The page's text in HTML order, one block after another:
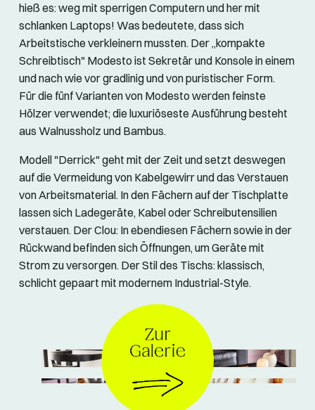
hieß es: weg mit sperrigen Computern und her mit
schlanken Laptops! Was bedeutete, dass sich
Arbeitstische verkleinern mussten. Der „kompakte
Schreibtisch" Modesto ist Sekretär und Konsole in einem
und nach wie vor gradlinig und von puristischer Form.
Für die fünf Varianten von Modesto werden feinste
Hölzer verwendet; die luxuriöseste Ausführung besteht
aus Walnussholz und Bambus.
Modell "Derrick" geht mit der Zeit und setzt deswegen
auf die Vermeidung von Kabelgewirr und das Verstauen
von Arbeitsmaterial. In den Fächern auf der Tischplatte
lassen sich Ladegeräte, Kabel oder Schreibutensilien
verstauen. Der Clou: In ebendiesen Fächern sowie in der
Rückwand befinden sich Öffnungen, um Geräte mit
Strom zu versorgen. Der Stil des Tischs: klassisch,
schlicht gepaart mit modernem Industrial-Style.
© Lambert